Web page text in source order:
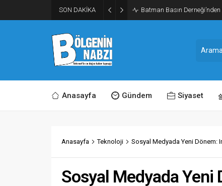
SON DAKİKA Zabıta Ekiplerinden Yol ve
Anasayfa Gündem Siyaset
Anasayfa Teknoloji Sosyal Medyada Yeni Dönem:
Sosyal Medyada Yeni